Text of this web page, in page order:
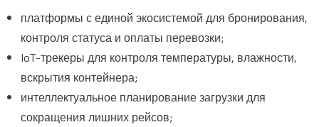
платформы с единой экосистемой для бронирования,
контроля статуса и оплаты перевозки;
IoT-трекеры для контроля температуры, влажности,
вскрытия контейнера;
интеллектуальное планирование загрузки для
сокращения лишних рейсов;